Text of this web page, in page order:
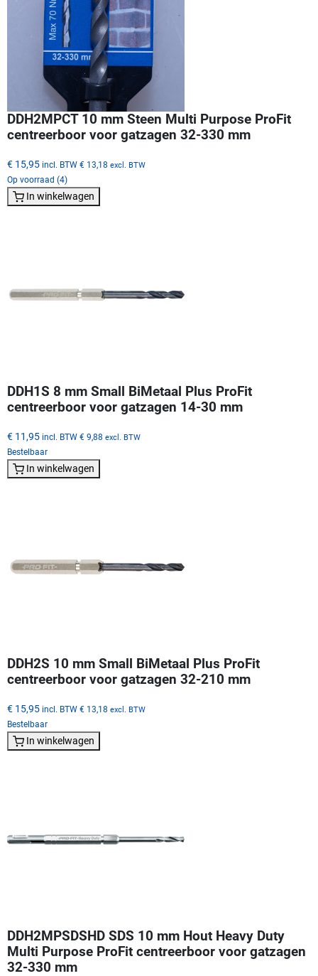
DDH2MPCT 10 mm Steen Multi Purpose ProFit
centreerboor voor gatzagen 32-330 mm
€ 15,95 incl. BTW € 13,18 excl. BTW
Op voorraad (4)
In winkelwagen
DDH1S 8 mm Small BiMetaal Plus ProFit
centreerboor voor gatzagen 14-30 mm
€ 11,95 incl. BTW € 9,88 excl. BTW
Bestelbaar
In winkelwagen
DDH2S 10 mm Small BiMetaal Plus ProFit
centreerboor voor gatzagen 32-210 mm
€ 15,95 incl. BTW € 13,18 excl. BTW
Bestelbaar
In winkelwagen
DDH2MPSDSHD SDS 10 mm Hout Heavy Duty
Multi Purpose ProFit centreerboor voor gatzagen
32-330 mm